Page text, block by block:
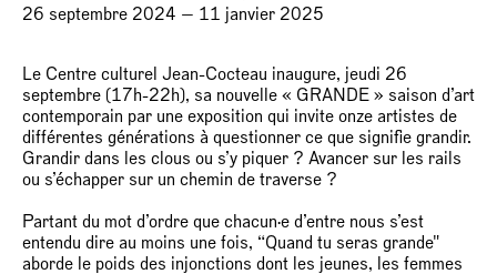
26 septembre 2024 — 11 janvier 2025
Le Centre culturel Jean-Cocteau inaugure, jeudi 26
septembre (17h-22h), sa nouvelle « GRANDE » saison d’art
contemporain par une exposition qui invite onze artistes de
différentes générations à questionner ce que signifie grandir.
Grandir dans les clous ou s’y piquer ? Avancer sur les rails
ou s’échapper sur un chemin de traverse ?
Partant du mot d’ordre que chacun·e d’entre nous s’est
entendu dire au moins une fois, “Quand tu seras grande"
aborde le poids des injonctions dont les jeunes, les femmes